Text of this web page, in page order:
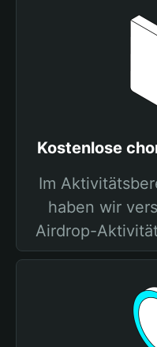
Kostenlose
Im
haben wir
Airdrop-